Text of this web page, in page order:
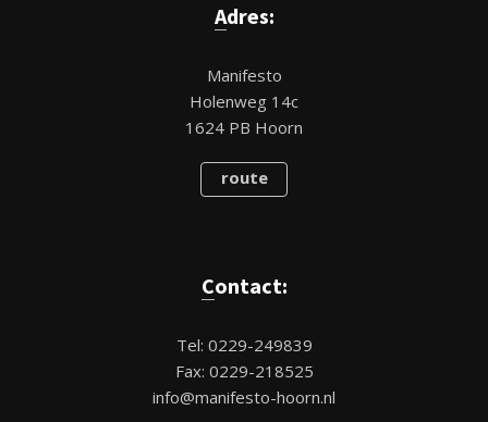
Adres:
Manifesto
Holenweg 14c
1624 PB Hoorn
route
Contact:
Tel: 0229-249839
Fax: 0229-218525
info@manifesto-hoorn.nl